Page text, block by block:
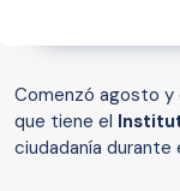
Comenzó agosto y
que tiene el
ciudadanía durante